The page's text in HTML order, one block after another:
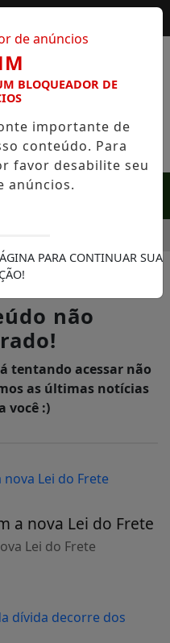
não
tentando acessar não
as últimas notícias
você :)
a nova Lei do Frete
Lei do Frete
BLOQUEADOR DE
importante de
conteúdo. Para
favor desabilite seu
anúncios.
PARA CONTINUAR SUA